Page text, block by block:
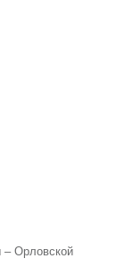
– Орловской